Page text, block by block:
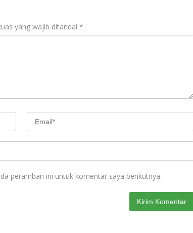
yang wajib ditandai *
peramban ini untuk komentar saya berikutnya.